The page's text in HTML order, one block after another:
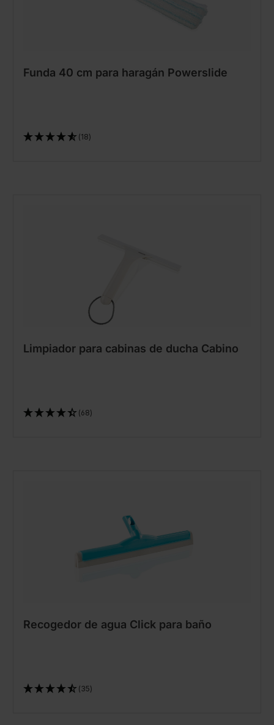
Funda 40 cm para haragán Powerslide
(18)
Limpiador para cabinas de ducha Cabino
(68)
Recogedor de agua Click para baño
(35)